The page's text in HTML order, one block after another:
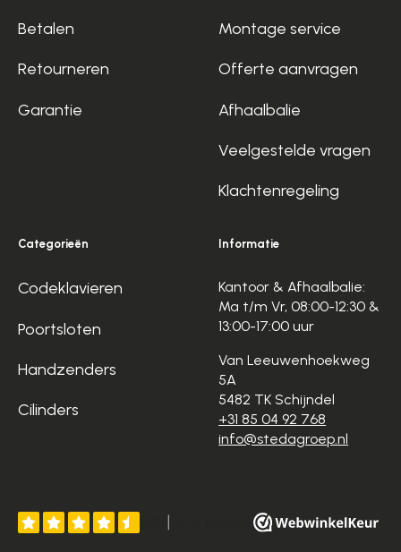
Betalen
Retourneren
Garantie
Montage service
Offerte aanvragen
Afhaalbalie
Veelgestelde vragen
Klachtenregeling
Categorieën
Codeklavieren
Poortsloten
Handzenders
Cilinders
Informatie
Kantoor & Afhaalbalie:
Ma t/m Vr, 08:00-12:30 &
13:00-17:00 uur
Van Leeuwenhoekweg
5A
5482 TK Schijndel
+31 85 04 92 768
info@stedagroep.nl